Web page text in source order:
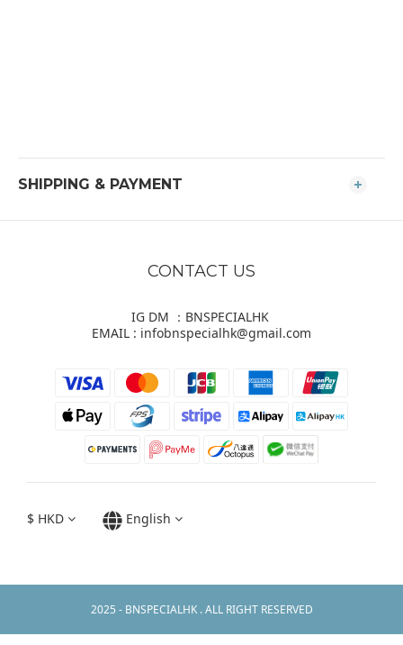
SHIPPING & PAYMENT
CONTACT US
IG DM ：BNSPECIALHK
EMAIL : infobnspecialhk@gmail.com
$ HKD English
2025 - BNSPECIALHK . ALL RIGHT RESERVED